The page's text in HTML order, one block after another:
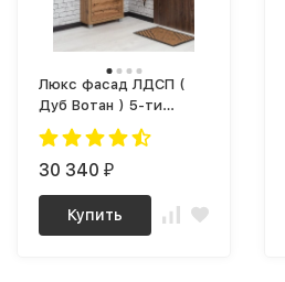
Люкс фасад ЛДСП (
Дуб Вотан ) 5-ти
секционный Плюс
30 340 ₽
Купить